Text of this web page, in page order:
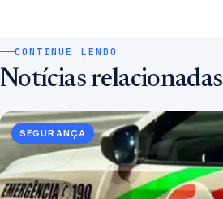
CONTINUE LENDO
Notícias relacionadas
SEGURANÇA